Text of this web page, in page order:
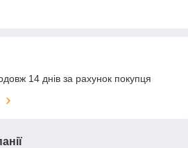
14 днів за рахунок покупця